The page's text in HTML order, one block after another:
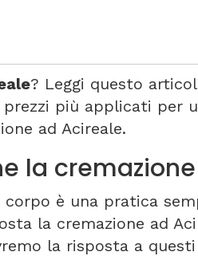
? Leggi questo
più applicati per
ad Acireale.
la
corpo è una pratica
la cremazione ad
la risposta a